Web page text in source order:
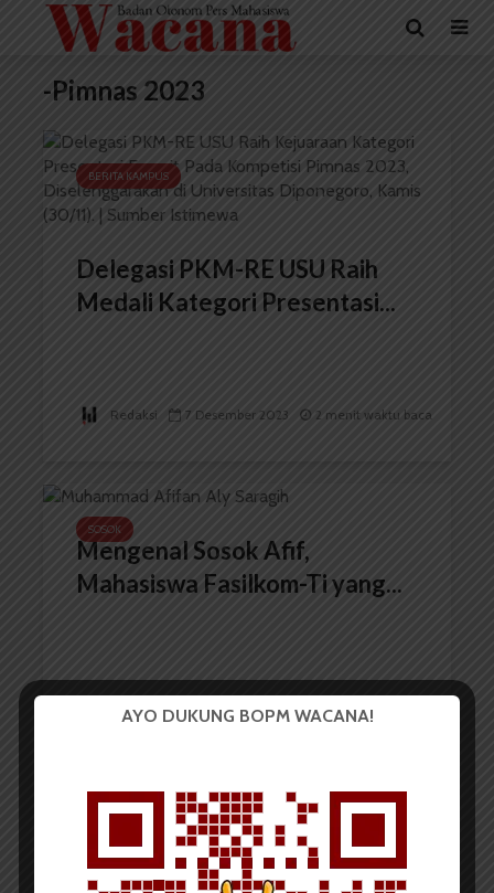
-Pimnas 2023
BERITA KAMPUS
Delegasi PKM-RE USU Raih
Medali Kategori Presentasi...
Redaksi 7 Desember 2023 2 menit waktu baca
SOSOK
Mengenal Sosok Afif,
Mahasiswa Fasilkom-Ti yang...
BERITA KAMPUS
AYO DUKUNG BOPM WACANA!